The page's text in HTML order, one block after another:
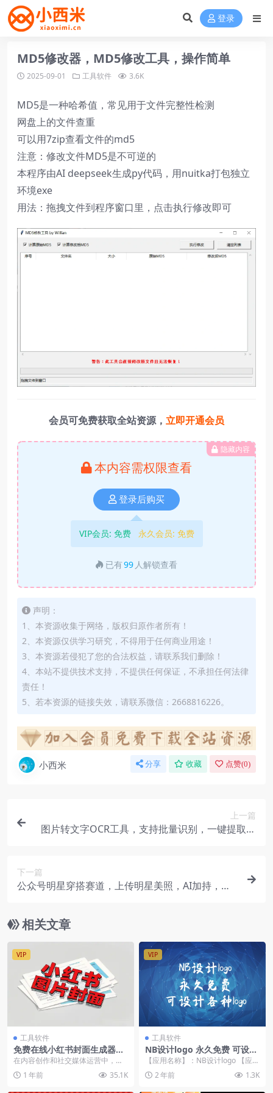
登录
MD5修改器，MD5修改工具，操作简单
2025-09-01 工具软件 3.6K
MD5是一种哈希值，常见用于文件完整性检测
网盘上的文件查重
可以用7zip查看文件的md5
注意：修改文件MD5是不可逆的
本程序由AI deepseek生成py代码，用nuitka打包独立
环境exe
用法：拖拽文件到程序窗口里，点击执行修改即可
会员可免费获取全站资源， 立即开通会员
隐藏内容
本内容需权限查看
登录后购买
VIP会员: 免费 永久会员: 免费
已有99 人解锁查看
声明：
1、本资源收集于网络，版权归原作者所有！
2、本资源仅供学习研究，不得用于任何商业用途！
3、本资源若侵犯了您的合法权益，请联系我们删除！
4、本站不提供技术支持，不提供任何保证，不承担任何法律
责任！
5、若本资源的链接失效，请联系微信：2668816226。
小西米 分享 收藏 点赞(0)
上一篇
图片转文字OCR工具，支持批量识别，一键提取图
下一篇
公众号明星穿搭赛道，上传明星美照，AI加持，小
相关文章
VIP
工具软件
免费在线小红书封面生成器，
批量操作，快速出图，无需注
在内容创作和社交媒体运营中，吸
引人的图片封面是成功的关键之
一。今天，我要为大家介...
1 年前 35.1K
VIP
工具软件
NB设计logo 永久免费 可设计
各种logo
【应用名称】：NB设计logo 【应用
包名】：com.linbao.logosj...
2 年前 1.3K